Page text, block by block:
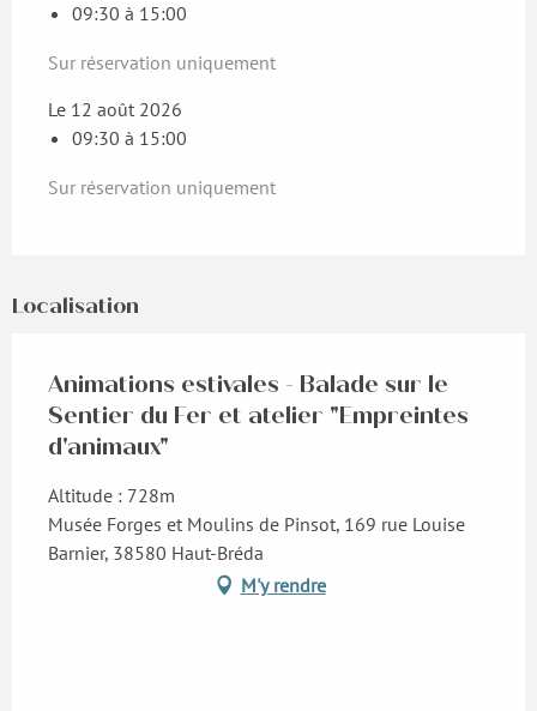
09:30 à 15:00
Sur réservation uniquement
Le 12 août 2026
09:30 à 15:00
Sur réservation uniquement
Localisation
Animations estivales - Balade sur le
Sentier du Fer et atelier "Empreintes
d'animaux"
Altitude : 728m
Musée Forges et Moulins de Pinsot, 169 rue Louise
Barnier, 38580 Haut-Bréda
M'y rendre